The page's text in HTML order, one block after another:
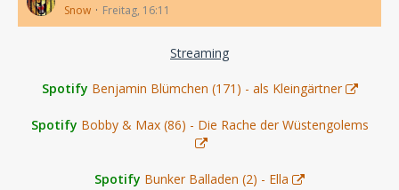
Snow Freitag, 16:11
Streaming
Spotify Benjamin Blümchen (171) - als Kleingärtner
Spotify Bobby & Max (86) - Die Rache der Wüstengolems
Spotify Bunker Balladen (2) - Ella